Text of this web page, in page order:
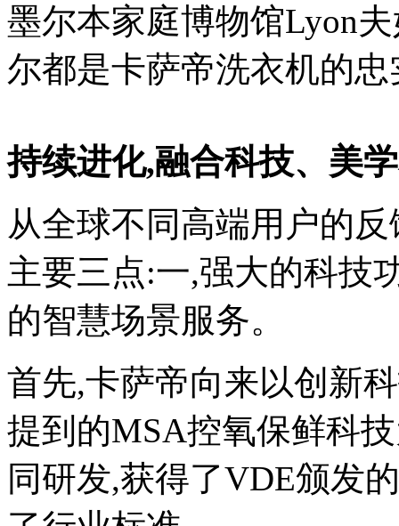
墨尔本家庭博物馆Lyon
尔都是卡萨帝洗衣机的
持续进化,融合科技、美
从全球不同高端用户的
主要三点:一,强大的科技
的智慧场景服务。
首先,卡萨帝向来以创新
提到的MSA控氧保鲜科
同研发,获得了VDE颁发